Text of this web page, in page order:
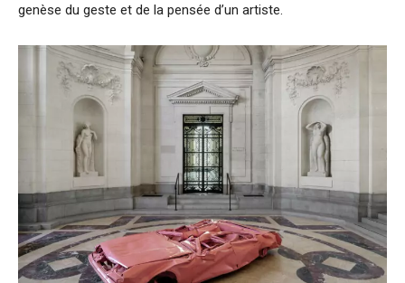
genèse du geste et de la pensée d’un artiste.